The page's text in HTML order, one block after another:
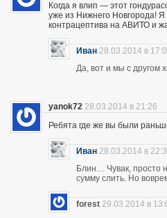
Когда я влип — этот
уже из Нижнего Новгорода! Я
контрацептива на АВИТО и
Иван 28.03.2014 в
Да, вот и мы с другом
yanok72 28.03.2014 в 21:26
Ребята где же вы были
Иван 28.03.2014 в
Блин… Чувак, просто
сумму слить. Но
forest 29.03.2014 в